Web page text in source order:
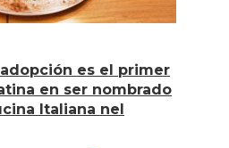
es el primer
en ser nombrado
Italiana nel